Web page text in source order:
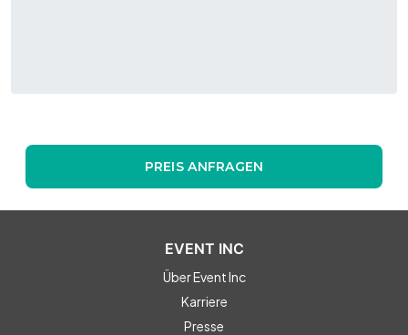
PREIS ANFRAGEN
EVENT INC
Über Event Inc
Karriere
Presse